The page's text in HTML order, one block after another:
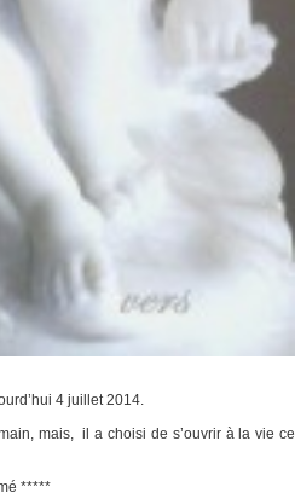
4 juillet 2014.
mais, il a choisi de s’ouvrir à la vie ce
*****